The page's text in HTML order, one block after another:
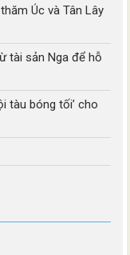
Úc và Tân Lây
tài sản Nga để hỗ
tàu bóng tối’ cho